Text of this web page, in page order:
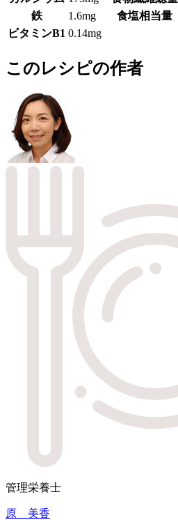
鉄
1.6mg 食塩相当量
ビタミンB1 0.14mg
このレシピの作者
管理栄養士
原 美香